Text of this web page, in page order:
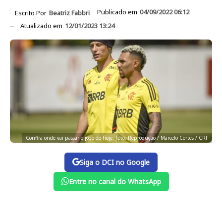
Escrito Por Beatriz Fabbri Publicado em 04/09/2022 06:12
Atualizado em 12/01/2023 13:24
Confira onde vai passar o jogo de hoje. Foto: Reprodução / Marcelo Cortes / CRF
Siga o DCI no Google
Entre no canal do WhatsApp